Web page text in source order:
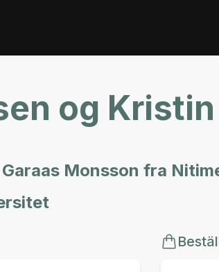
og
Monsson fra